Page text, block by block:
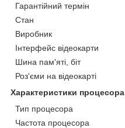
Гарантійний термін
Стан
Виробник
Інтерфейс відеокарти
Шина пам'яті, біт
Роз'єми на відеокарті
Характеристики процесора
Тип процесора
Частота процесора